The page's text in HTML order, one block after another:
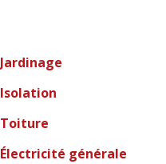
Jardinage
Isolation
Toiture
Électricité générale